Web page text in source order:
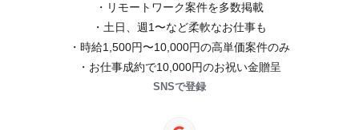
・リモートワーク案件を多数掲載
・土日、週1〜など柔軟なお仕事も
・時給1,500円〜10,000円の高単価案件のみ
・お仕事成約で10,000円のお祝い金贈呈
SNSで登録